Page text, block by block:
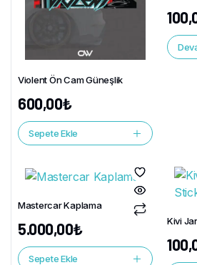
Violent Ön Cam Güneşlik
600,00₺
Sepete Ekle
Mastercar Kaplama
5.000,00₺
Sepete Ekle
Kivi